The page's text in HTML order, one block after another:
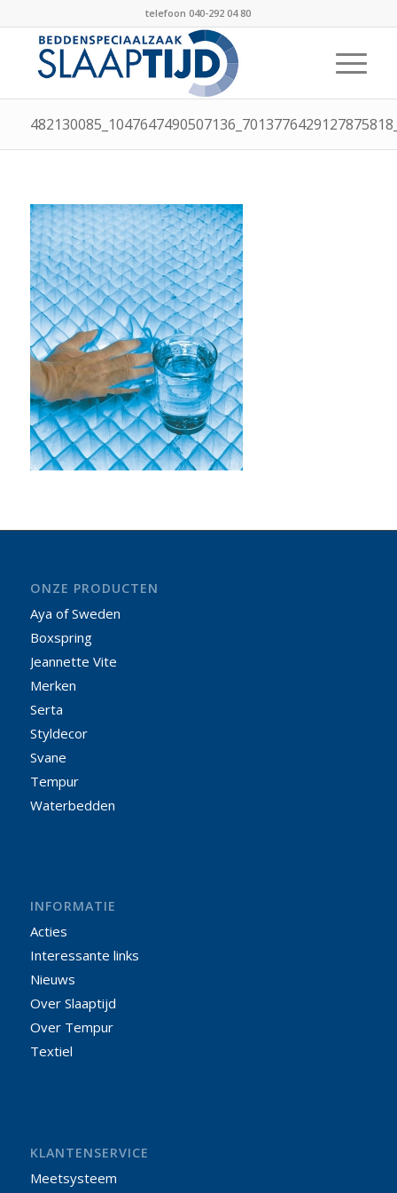
telefoon 040-292 04 80
ONZE PRODUCTEN
Aya of Sweden
Boxspring
Jeannette Vite
Merken
Serta
Styldecor
Svane
Tempur
Waterbedden
INFORMATIE
Acties
Interessante links
Nieuws
Over Slaaptijd
Over Tempur
Textiel
KLANTENSERVICE
Meetsysteem